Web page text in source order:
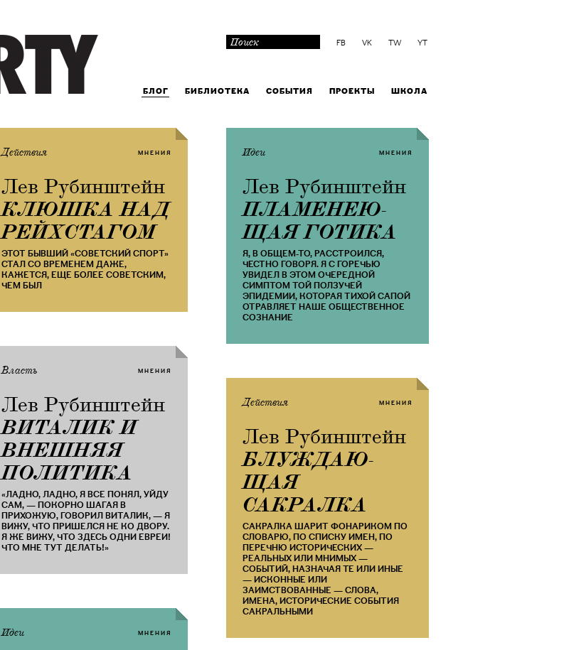
FB VK TW YT
БЛОГ БИБЛИОТЕКА СОБЫТИЯ ПРОЕКТЫ ШКОЛА
МНЕНИЯ
Действия
Лев Рубинштейн
​КЛЮШКА НАД
РЕЙХСТАГОМ
ЭТОТ БЫВШИЙ «СОВЕТСКИЙ СПОРТ»
СТАЛ СО ВРЕМЕНЕМ ДАЖЕ,
КАЖЕТСЯ, ЕЩЕ БОЛЕЕ СОВЕТСКИМ,
ЧЕМ БЫЛ
МНЕНИЯ
Идеи
Лев Рубинштейн
​ПЛАМЕНЕЮ­
ЩАЯ ГОТИКА
Я, В ОБЩЕМ-ТО, РАССТРОИЛСЯ,
ЧЕСТНО ГОВОРЯ. Я С ГОРЕЧЬЮ
УВИДЕЛ В ЭТОМ ОЧЕРЕДНОЙ
СИМПТОМ ТОЙ ПОЛЗУЧЕЙ
ЭПИДЕМИИ, КОТОРАЯ ТИХОЙ САПОЙ
ОТРАВЛЯЕТ НАШЕ ОБЩЕСТВЕННОЕ
СОЗНАНИЕ
МНЕНИЯ
Власть
Лев Рубинштейн
​ВИТАЛИК И
ВНЕШНЯЯ
ПОЛИТИКА
«ЛАДНО, ЛАДНО, Я ВСЕ ПОНЯЛ, УЙДУ
САМ, — ПОКОРНО ШАГАЯ В
ПРИХОЖУЮ, ГОВОРИЛ ВИТАЛИК, — Я
ВИЖУ, ЧТО ПРИШЕЛСЯ НЕ КО ДВОРУ.
Я ЖЕ ВИЖУ, ЧТО ЗДЕСЬ ОДНИ ЕВРЕИ!
ЧТО МНЕ ТУТ ДЕЛАТЬ!»
МНЕНИЯ
Действия
Лев Рубинштейн
​БЛУЖДАЮ­
ЩАЯ
САКРАЛКА
САКРАЛКА ШАРИТ ФОНАРИКОМ ПО
СЛОВАРЮ, ПО СПИСКУ ИМЕН, ПО
ПЕРЕЧНЮ ИСТОРИЧЕСКИХ —
РЕАЛЬНЫХ ИЛИ МНИМЫХ —
СОБЫТИЙ, НАЗНАЧАЯ ТЕ ИЛИ ИНЫЕ
— ИСКОННЫЕ ИЛИ
ЗАИМСТВОВАННЫЕ — СЛОВА,
ИМЕНА, ИСТОРИЧЕСКИЕ СОБЫТИЯ
САКРАЛЬНЫМИ
МНЕНИЯ
Идеи